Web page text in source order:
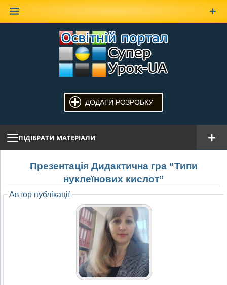
ДОДАТИ РОЗРОБКУ
ПІДІБРАТИ МАТЕРІАЛИ
Презентація Дидактична гра “Типи
нуклеїнових кислот”
Автор публікації